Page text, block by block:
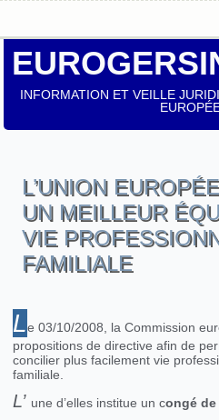
INFORMATION ET VEILLE
L’UNION
UN MEILLEUR
VIE
FAMILIALE
Le 03/10/2008, la Commission
propositions de directive afin de
concilier plus facilement vie
familiale.
L’ une d’elles institue un congé